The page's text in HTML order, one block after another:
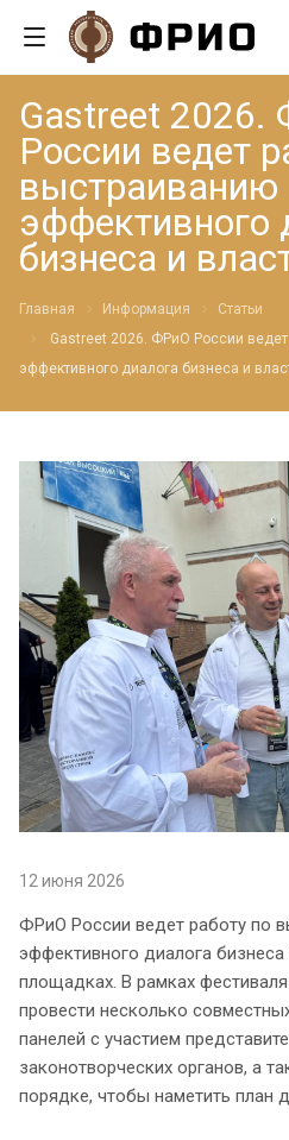
Gastreet 2026.
России ведет
выстраиванию
эффективного
бизнеса и
Главная Информация
Статьи
Gastreet 2026. ФРиО России
эффективного диалога бизнеса и
12 июня 2026
ФРиО России ведет работу по
эффективного диалога
площадках. В рамках
провести несколько
панелей с участием
законотворческих органов, а
порядке, чтобы наметить план